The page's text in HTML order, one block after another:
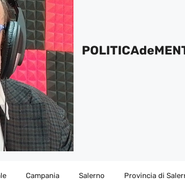
Campania Salerno Provincia di